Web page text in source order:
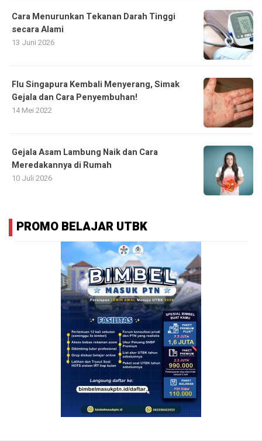
Cara Menurunkan Tekanan Darah Tinggi
secara Alami
13 Juni 2026
Flu Singapura Kembali Menyerang, Simak
Gejala dan Cara Penyembuhan!
14 Mei 2022
Gejala Asam Lambung Naik dan Cara
Meredakannya di Rumah
10 Juli 2026
PROMO BELAJAR UTBK